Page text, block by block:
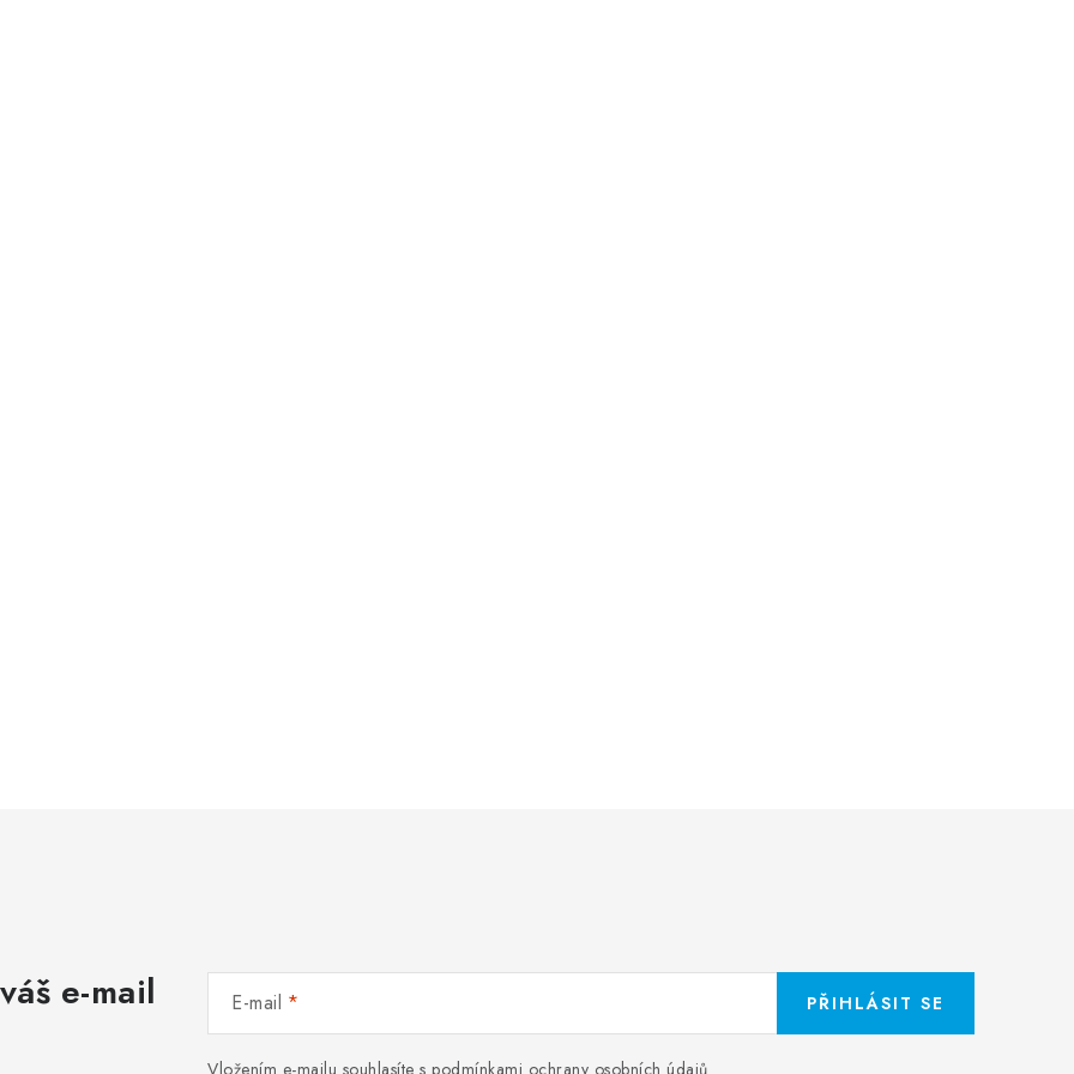
e-mail E-mail
Vložením e-mailu souhlasíte s podmínkami ochrany osobních údajů
PŘIHLÁSIT SE